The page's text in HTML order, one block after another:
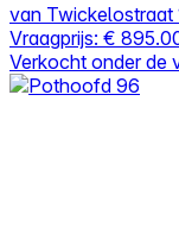
van Twickelostraat
Vraagprijs: €
Verkocht onder de